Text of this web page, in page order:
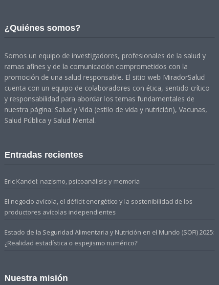
¿Quiénes somos?
Somos un equipo de investigadores, profesionales de la salud y
ramas afines y de la comunicación comprometidos con la
promoción de una salud responsable. El sitio web MiradorSalud
cuenta con un equipo de colaboradores con ética, sentido crítico
y responsabilidad para abordar los temas fundamentales de
nuestra página: Salud y Vida (estilo de vida y nutrición), Vacunas,
Salud Pública y Salud Mental.
Entradas recientes
Eric Kandel: nazismo, psicoanálisis y memoria
El negocio avícola, el déficit energético y la sostenibilidad de los
productores avícolas independientes
Estado de la Seguridad Alimentaria y Nutrición en el Mundo (SOFI) 2025:
¿Realidad estadística o espejismo numérico?
Nuestra misión